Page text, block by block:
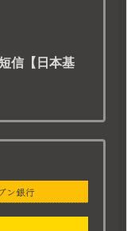
信【日本基
ン銀行